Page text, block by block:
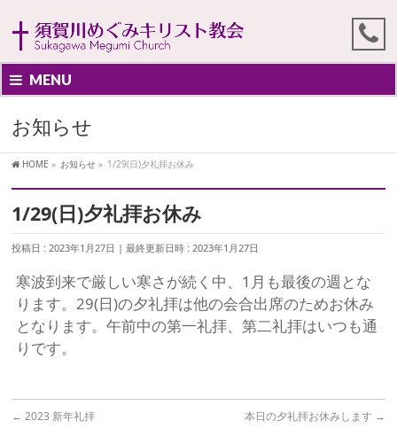
MENU
お知らせ
HOME » お知らせ » 1/29(日)夕礼拝お休み
1/29(日)夕礼拝お休み
投稿日 : 2023年1月27日 最終更新日時 : 2023年1月27日
寒波到来で厳しい寒さが続く中、1月も最後の週とな
ります。29(日)の夕礼拝は他の会合出席のためお休み
となります。午前中の第一礼拝、第二礼拝はいつも通
りです。
← 2023 新年礼拝 本日の夕礼拝お休みします →